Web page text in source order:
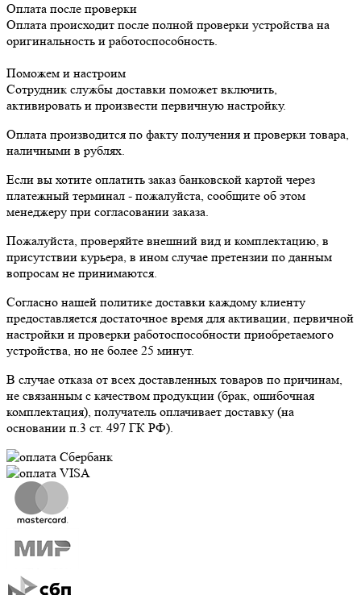
Оплата после проверки
Оплата происходит после полной проверки устройства на
оригинальность и работоспособность.
Поможем и настроим
Сотрудник службы доставки поможет включить,
активировать и произвести первичную настройку.
Оплата производится по факту получения и проверки товара,
наличными в рублях.
Если вы хотите оплатить заказ банковской картой через
платежный терминал - пожалуйста, сообщите об этом
менеджеру при согласовании заказа.
Пожалуйста, проверяйте внешний вид и комплектацию, в
присутствии курьера, в ином случае претензии по данным
вопросам не принимаются.
Согласно нашей политике доставки каждому клиенту
предоставляется достаточное время для активации, первичной
настройки и проверки работоспособности приобретаемого
устройства, но не более 25 минут.
В случае отказа от всех доставленных товаров по причинам,
не связанным с качеством продукции (брак, ошибочная
комплектация), получатель оплачивает доставку (на
основании п.3 ст. 497 ГК РФ).